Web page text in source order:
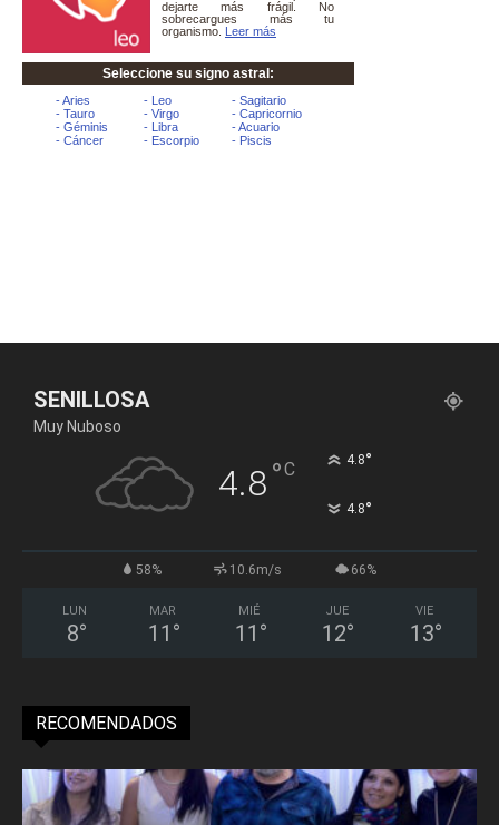
SENILLOSA
Muy Nuboso
4.8°C 4.8°
4.8°
58% 10.6m/s 66%
LUN
8°
MAR
11 °
MIÉ
11 °
JUE
12°
VIE
13°
RECOMENDADOS